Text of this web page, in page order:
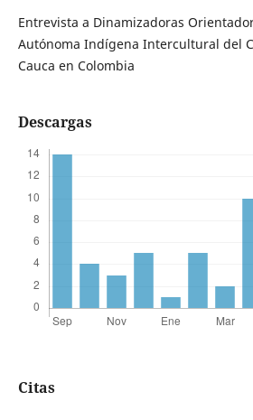
Entrevista a Dinamizadoras
Autónoma Indígena Intercultural del
Cauca en Colombia
Descargas
Citas